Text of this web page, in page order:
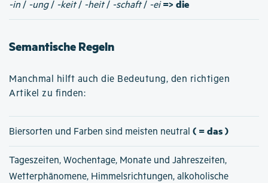
-in / -ung/ -keit/ -heit/ -schaft/ -ei => die
Semantische Regeln
Manchmal hilft auch die Bedeutung, den richtigen
Artikel zu finden:
Biersorten und Farben sind meisten neutral ( = das )
Tageszeiten, Wochentage, Monate und Jahreszeiten,
Wetterphänomene, Himmelsrichtungen, alkoholische